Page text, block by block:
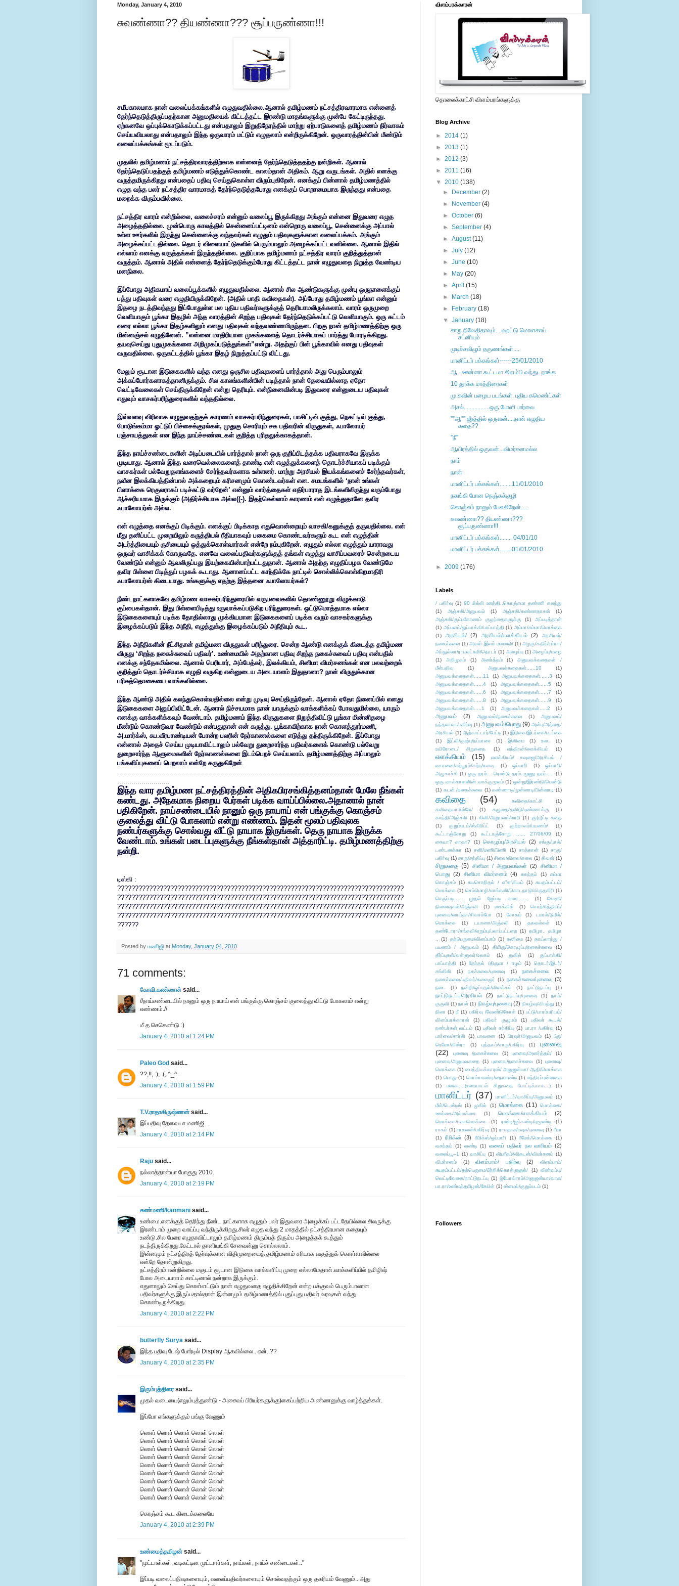
Monday, January 4, 2010
சுவண்ணா?? தியண்ணா??? சூப்பருண்ணா!!!
சமீபகாலமாக நான் வலைப்பக்கங்களில் எழுதுவதில்லை.ஆனால் தமிழ்மணம் நட்சத்திரவாரமாக என்னைத்
தேர்ந்தெடுத்திருப்பதற்கான அனுமதியைக் கிட்டத்தட்ட இரண்டு மாதங்களுக்கு முன்பே கேட்டிருந்தது.
ஏற்கனவே ஒப்புக்கொடுக்கப்பட்டது என்பதாலும் இறுதிநேரத்தில் மாற்று ஏற்பாடுகளைத் தமிழ்மணம் நிர்வாகம்
செய்யவியலாது என்பதாலும் இந்த ஒருவாரம் மட்டும் எழுதலாம் என்றிருக்கிறேன். ஒருவாரத்தின்பின் மீண்டும்
வலைப்பக்கங்கள் மூடப்படும்.
முதலில் தமிழ்மணம் நட்சத்திரவாரத்திற்காக என்னைத் தேர்ந்தெடுத்ததற்கு நன்றிகள். ஆனால்
தேர்ந்தெடுப்பதற்குத் தமிழ்மணம் எடுத்துக்கொண்ட காலம்தான் அதிகம். ஆறு வருடங்கள். அதில் எனக்கு
வருத்தமிருக்கிறது என்பதைப் பதிவு செய்துகொள்ள விரும்புகிறேன். எனக்குப் பின்னால் தமிழ்மணத்தில்
எழுத வந்த பலர் நட்சத்திர வாரமாகத் தேர்ந்தெடுத்தபோது எனக்குப் பொறாமையாக இருந்தது என்பதை
மறைக்க விரும்பவில்லை.
நட்சத்திர வாரம் என்றில்லை, வலைச்சரம் என்னும் வலைப்பூ இருக்கிறது அங்கும் என்னை இதுவரை எழுத
அழைத்ததில்லை. முன்பொரு காலத்தில் சென்னைப்பட்டினம் என்றொரு வலைப்பூ, சென்னைக்கு அப்பால்
உள்ள ஊர்களில் இருந்து சென்னைக்கு வந்தவர்கள் எழுதும் பதிவுகளுக்கான வலைப்பக்கம். அங்கும்
அழைக்கப்பட்டதில்லை. தொடர் விளையாட்டுகளில் பெரும்பாலும் அழைக்கப்பட்டவனில்லை. ஆனால் இதில்
எல்லாம் எனக்கு வருத்தங்கள் இருந்ததில்லை. குறிப்பாக தமிழ்மணம் நட்சத்திர வாரம் குறித்துத்தான்
வருத்தம். ஆனால் அதில் என்னைத் தேர்ந்தெடுக்கும்போது கிட்டத்தட்ட நான் எழுதுவதை நிறுத்த வேண்டிய
மனநிலை.
இப்போது அதிகமாய் வலைப்பூக்களில் எழுதுவதில்லை. ஆனால் சில ஆண்டுகளுக்கு முன்பு ஒருநாளைக்குப்
பத்து பதிவுகள் வரை எழுதியிருக்கிறேன். (அதில் பாதி கவிதைகள்). அப்போது தமிழ்மணம் பூங்கா என்னும்
இதழை நடத்திவந்தது இப்போதுள்ள பல புதிய பதிவர்களுக்குத் தெரியாமலிருக்கலாம். வாரம் ஒருமுறை
வெளியாகும் பூங்கா இதழில் அந்த வாரத்தின் சிறந்த பதிவுகள் தேர்ந்தெடுக்கப்பட்டு வெளியாகும். ஒரு கட்டம்
வரை எல்லா பூங்கா இதழ்களிலும் எனது பதிவுகள் வந்தவண்ணமிருந்தன. பிறகு நான் தமிழ்மணத்திற்கு ஒரு
மின்னஞ்சல் எழுதினேன். ”என்னை மாதிரியான முகங்களைத் தொடர்ச்சியாகப் பார்த்து போரடிக்கிறது.
தயவுசெய்து புதுமுகங்களை அறிமுகப்படுத்துங்கள்”என்று. அதற்குப் பின் பூங்காவில் எனது பதிவுகள்
வருவதில்லை. ஒருகட்டத்தில் பூங்கா இதழ் நிறுத்தப்பட்டு விட்டது.
மேலும் சூடான இடுகைகளில் வந்த எனது ஒருசில பதிவுகளைப் பார்த்தால் அது பெரும்பாலும்
அக்கப்போர்களாகத்தானிருக்கும். சில காலங்களின்பின் படித்தால் நான் தேவையில்லாத ஏதோ
வெட்டிவேலைகள் செய்திருக்கிறேன் என்று தெரியும். என்நினைவின்படி இதுவரை என்னுடைய பதிவுகள்
எதுவும் வாசகர்பரிந்துரைகளில் வந்ததில்லை.
இவ்வளவு விரிவாக எழுதுவதற்குக் காரணம் வாசகர்பரிந்துரைகள், பாசிட்டிவ் குத்து, நெகட்டிவ் குத்து,
போடுங்கம்மா ஓட்டுப் பிச்சைக்குரல்கள், முதுகு சொரியும் சக பதிவரின் விருதுகள், ஃபாலோயர்
பஞ்சாயத்துகள் என இந்த நாய்ச்சண்டைகள் குறித்த புரிதலுக்காகத்தான்.
இந்த நாய்ச்சண்டைகளின் அடிப்படையில் பார்த்தால் நான் ஒரு குறிப்பிடத்தக்க பதிவராகவே இருக்க
முடியாது. ஆனால் இந்த வரைவெல்லைகளைத் தாண்டி என் எழுத்துக்களைத் தொடர்ச்சியாகப் படிக்கும்
வாசகர்கள் பல்வேறுதளங்களைச் சேர்ந்தவர்களாக உள்ளனர். மாற்று அரசியல் இயக்கங்களைச் சேர்ந்தவர்கள்,
நவீன இலக்கியத்தின்பால் அக்கறையும் கரிசனமும் கொண்டவர்கள் என. சமயங்களில் ‘நான் உங்கள்
பிளாக்கை ரெகுலராகப் படிச்சுட்டு வர்றேன்’ என்னும் வார்த்தைகள் எதிர்பாராத இடங்களிலிருந்து வரும்போது
ஆச்சரியமாக இருக்கும் (அதிர்ச்சியாக அல்ல((-). இதற்கெல்லாம் காரணம் என் எழுத்துதானே தவிர
ஃபாலோயர்ஸ் அல்ல.
என் எழுத்தை எனக்குப் பிடிக்கும். எனக்குப் பிடிக்காத எதுவொன்றையும் வாசகி/கனுக்குத் தருவதில்லை. என்
மீது தனிப்பட்ட முறையிலும் கருத்தியல் ரீதியாகவும் பகைமை கொண்டவர்களும் கூட என் எழுத்தின்
அடர்த்தியையும் ருசியையும் ஒத்துக்கொள்வார்கள் என்றே நம்புகிறேன். எழுதும் எல்லா எழுத்தும் யாராவது
ஒருவர் வாசிக்கக் கோருவதே. எனவே வலைப்பதிவர்களுக்குத் தங்கள் எழுத்து வாசிப்பவரைச் சென்றடைய
வேண்டும் என்னும் ஆவலிருப்பது இயற்கையின்பாற்பட்டதுதான். ஆனால் அதற்கு எழுதிப்பழக வேண்டுமே
தவிர பிள்ளை பிடித்துப் பழகக் கூடாது. ஆனானப்பட்ட காந்திக்கே நாட்டில் சொல்லிக்கொள்கிறமாதிரி
ஃபாலோயர்ஸ் கிடையாது. உங்களுக்கு எதற்கு இத்தனை ஃபாலோயர்கள்?
நீண்டநாட்களாகவே தமிழ்மண வாசகர்பரிந்துரையில் வருபவைகளில் தொண்ணூறு விழுக்காடு
குப்பைகள்தான். இது பிள்ளைபிடித்து உருவாக்கப்படுகிற பரிந்துரைகள். ஒட்டுமொத்தமாக எல்லா
இடுகைகளையும் படிக்க தோதில்லாது முக்கியமான இடுகைகளைப் படிக்க வரும் வாசகர்களுக்கு
இழைக்கப்படும் இந்த அநீதி, எழுத்துக்கு இழைக்கப்படும் அநீதியும் கூட.
இந்த அநீதிகளின் நீட்சிதான் தமிழ்மண விருதுகள் பரிந்துரை. சென்ற ஆண்டு எனக்குக் கிடைத்த தமிழ்மண
விருது ‘சிறந்த நகைச்சுவைப் பதிவர்’. உண்மையில் அதற்கான பதிவு சிறந்த நகைச்சுவைப் பதிவு என்பதில்
எனக்கு சந்தேகமில்லை. ஆனால் பெரியார், அம்பேத்கர், இலக்கியம், சினிமா விமர்சனங்கள் என பலவற்றைக்
குறித்தும் தொடர்ச்சியாக எழுதி வருகிற என்னுடைய அடையாளம் இதுதானா? நான் விருதுக்கான
பரிசுத்தொகையை வாங்கவில்லை.
இந்த ஆண்டு அதில் கலந்துகொள்வதில்லை என்று முடிவு செய்திருந்தேன். ஆனால் ஏதோ நினைப்பில் எனது
இடுகைகளை அனுப்பிவிட்டேன். ஆனால் நிச்சயமாக நான் யாருக்கும் வாக்களிக்கப் போவதுமில்லை, யாரும்
எனக்கு வாக்களிக்கவும் வேண்டாம். தமிழ்மணம் இந்த விருதுகளை நிறுத்திவிட்டு பூங்கா மின்னிதழை
மீண்டும் கொண்டுவர வேண்டும் என்பதுதான் என் கருத்து. பூங்காவிற்காக நான் கொளத்தூர்மணி,
அ.மார்க்ஸ், சுப.வீரபாண்டியன் போன்ற பலரின் நேர்காணல்களை எடுத்து தந்திருக்கிறேன். இப்போது
என்னால் அதைச் செய்ய முடியாவிட்டாலும் பல்வேறு துறைசார்ந்த பதிவர்களைக் கொண்டு பல்வேறு
துறைசார்ந்த ஆளுமைகளின் நேர்காணல்களை இடம்பெறச் செய்யலாம். தமிழ்மணத்திற்கு அப்பாலும்
பங்களிப்புகளைப் பெறலாம் என்றே கருதுகிறேன்.
..............................................................................................................................................
..........................
இந்த வார தமிழ்மண நட்சத்திரத்தின் அதிகபிரசங்கித்தனம்தான் மேலே நீங்கள்
கண்டது. அநேகமாக நிறைய பேர்கள் படிக்க வாய்ப்பில்லை.அதானால் நான்
பதிகிறேன். நாய்சண்டையில் நானும் ஒரு நாயாய் என் பங்குக்கு கொஞ்சம்
குலைத்து விட்டு போகலாம் என்று எண்ணம். இதன் மூலம் பதிவுலக
நண்பர்களுக்கு சொல்வது வீட்டு நாயாக இருங்கள். தெரு நாயாக இருக்க
வேண்டாம். உங்கள் படைப்புகளுக்கு நீங்கள்தான் அத்தாரிட்டி. தமிழ்மணத்திற்கு
நன்றி.
டிஸ்கி :
?????????????????????????????????????????????????????????????????????????????????
?????????????????????????????????????????????????????????????????????????????????
?????????????????????????????????????????????????????????????????????????????????
?????????????????????????????????????????????????????????????????????????????????
??????
Posted by மணிஜி at Monday, January 04, 2010
71 comments:
கோவி.கண்ணன் said...
//நாய்சண்டையில் நானும் ஒரு நாயாய் என் பங்குக்கு கொஞ்சம் குலைத்து விட்டு போகலாம் என்று
எண்ணம்.//
மீ த செகெண்டு :)
January 4, 2010 at 1:24 PM
Paleo God said...
??,!!, :), :(, ^_^.
January 4, 2010 at 1:59 PM
T.V.ராதாகிருஷ்ணன் said...
இப்பதிவு தேவையா மணிஜி...
January 4, 2010 at 2:14 PM
Raju said...
நல்லாத்தான்யா போகுது 2010.
January 4, 2010 at 2:19 PM
கண்மணி/kanmani said...
உண்மை.எனக்குத் தெரிந்து நீண்ட நாட்களாக எழுதும் பலர் இதுவரை அழைக்கப் பட்டதேயில்லை.சிலருக்கு
இரண்டாம் முறை வாய்ப்பு வந்திருக்கிறது.சிலர் எழுத வந்து 2 மாதத்தில் நட்சத்திரமான கதையும்
உண்டு.சில பேரை எழுதாவிட்டாலும் தமிழ்மணம் திரும்பத் திரும்ப அழைத்தக் கூத்தும்
நடந்திருக்கிறது.கேட்டால் தானியங்கி சேவைன்னு சொல்லலாம்.
இன்னமும் நட்சத்திரத் தேர்வுக்கான விதிமுறையைத் தமிழ்மணம் சரியாக வகுத்துக் கொள்ளவில்லை
என்றே தோன்றுகிறது.
நட்சத்திரம் என்றில்லை மகுடம் சூடான இடுகை வாக்களிப்பு முறை எல்லாமேதான்.வாக்களிப்பில் தமிழிஷ்
போல அடையாளம் காட்டினால் நன்றாக இருக்கும்.
எதுனாலும் செய்து கொள்ளட்டும் நான் எழுதுவதை எழுதிக்கிறேன் என்ற பக்குவம் பெரும்பாலான
பதிவர்களுக்கு இருப்பதால்தான் இன்னமும் தமிழ்மணத்தில் புதுப்புது பதிவர் வரவுகள் வந்து
கொண்டிருக்கிறது.
January 4, 2010 at 2:22 PM
butterfly Surya said...
இந்த பதிவு டேஷ் போர்டில் Display ஆகவில்லை.. ஏன்..??
January 4, 2010 at 2:35 PM
இரும்புத்திரைsaid...
முதல் வடையை(எலும்புத்துண்டு - அசைவப் பிரியர்களுக்கு)கைப்பற்றிய அண்ணனுக்கு வாழ்த்துக்கள்.
இப்போ எங்களுக்கும் பங்கு வேணும்
லொள் லொள் லொள் லொள் லொள்
லொள் லொள் லொள் லொள் லொள்
லொள் லொள் லொள் லொள் லொள்
லொள் லொள் லொள் லொள் லொள்
லொள் லொள் லொள் லொள் லொள்
லொள் லொள் லொள் லொள் லொள்
லொள் லொள் லொள் லொள் லொள்
லொள் லொள் லொள் லொள் லொள்
லொள் லொள் லொள் லொள் லொள்
கொஞ்சம் கூட கிடைக்கலையே
January 4, 2010 at 2:39 PM
உண்மைத்தமிழன் said...
"முட்டாள்கள், வடிகட்டின முட்டாள்கள், நாய்கள், நாய்ச் சண்டைகள்.."
இப்படி வலைப்பதிவுகளையும், வலைப்பதிவர்களையும் சொல்வதற்கும் ஒரு தகரியம் வேணும்.. அது
விளம்பரக்காரன்
தொலைக்காட்சி விளம்பரங்களுக்கு
Blog Archive
► 2014 (1)
► 2013 (1)
► 2012 (3)
► 2011 (16)
▼ 2010 (138)
►
December(2)
►
November(4)
►October(6)
►September(4)
►August(11)
►July(12)
►June(10)
►
May(20)
►April(15)
►
March(18)
►
February(18)
▼January(18)
சாரு நிவேதிதாவும்... வறட்டு மொளகாய்
சட்னியும்
முடிச்சவிழும் தருணங்கள்....
மானிட்டர் பக்கங்கள்------25/01/2010
ஆ...ஊன்னா கூட்டமா கிளம்பி வந்துடறாங்க
10 தூக்க மாத்திரைகள்
மு.கவின் பழைய படங்கள். புதிய கமெண்ட்கள்
அசல்.................ஒரு போளி பார்வை
””ஆ”” ஜீரத்தில் ஒருவன்....நான் எழுதிய
கதை??
”நீ”
ஆயிரத்தில் ஒருவன்...விமர்சனமல்ல
நாம்
நான்
மானிட்டர் பக்கங்கள்........11/01/2010
நசுங்கி போன நெஞ்சுக்குழி
கொஞ்சம் நானும் பேசுகிறேன்.....
சுவண்ணா?? தியண்ணா???
சூப்பருண்ணா!!!
மானிட்டர் பக்கங்கள்........ 04/01/10
மானிட்டர் பக்கங்கள்........01/01/2010
► 2009 (176)
Labels
/ பகிர்வு (1) 90 மில்லி ஊத்தி..கொஞ்சமா தண்ணி கலந்து
(1)
அஞ்சலி/அனுபவம் (1) அஞ்சலி/கண்ணதாசன்
(1)
அஞ்சலி/கும்பகோணம் குழந்தைகளுக்கு
(1)
அப்படித்தான்
(1) அப்பளம்/துப்பாக்கி/பாப்பாத்தி (1) அம்மா/சும்மா/மொக்கை
(1)
அரசியல்/ (2) அரசியல்/எளக்கியம் (2)
அரசியல்/
நகைச்சுவை (1) அவள் இளம் மனைவி (1) அழகு/கதிர்/ரம்யா/
அப்துல்லா/ராமலட்சுமி/தொடர் (1) அழைப்பு (1) அழைப்பு/மழை
(1)
அறிமுகம் (1) அனர்த்தம் (1)
அனுபவக்கதைகள் /
மீள்பதிவு
(1) அனுபவக்கதைகள்......10
(1)
அனுபவக்கதைகள்......11
(1) அனுபவக்கதைகள்......3
(1)
அனுபவக்கதைகள்......4
(1) அனுபவக்கதைகள்......5
(1)
அனுபவக்கதைகள்......6
(1) அனுபவக்கதைகள்......7
(1)
அனுபவக்கதைகள்......8
(1) அனுபவக்கதைகள்......9
(1)
அனுபவக்கதைகள்.....1
(1) அனுபவக்கதைகள்.....2 (1)
அனுபவம் (2) அனுபவம்/நகைச்சுவை (1)
அனுபவம்/
நந்தலாலா/பகிர்வு (1) அனுபவம்/பொது (9) அன்பு/அத்தை/
அரசியல் (1) ஆற்காட்டார்/பேட்டி (1) இடுகை/இடர்கை/படர்கை
(1)
இட்லி/குஷ்பு/நப்பாசை (1) இனிமை (1) உடை
(1)
உயிரோடை/ சிறுகதை
(1) எந்திரன்/எளக்கியம் (1)
எளக்கியம் (15)
எளக்கியம்/ கவுஜை/அரசியல் /
வாசனை/கற்பூரம்/கற்பு/களவு
(1) ஒப்பாரி (1)
ஒப்பாரி/
அழுகாச்சி (1) ஒரு தரம்... ரெண்டு தரம்..மூணு தரம்..... (1)
ஒரு வாக்காளனின் வாக்குமூலம் (1) ஒன்று/இரண்டு/பெண்டு
(1) கடன் /நகைச்சுவை (1) கண்ணாடி/முன்னாடி/பின்னாடி (1)
கவிதை (54) கவிதை/காட்சி
(1)
கவிதையாமில்லே/
(1) கழுதை/தவிடு/புண்ணாக்கு
(1)
காந்தி/அஞ்சலி (1) கிளி/அனுபவம்/லாரி (1) கு(பு)ட்டி கதை
(1)
குறும்படம்/ஸ்கிரிப்ட் (1) குற்றாலம்/பயணம்/
(1)
கூட்டாஞ்சோறு
(1) கூட்டாஞ்சோறு ...... 27/06/09
(1)
கையா? காதா?
(1) கொழுப்பு/அரசியல் (2)
சங்கு/பால்/
டண்டனக்கா
(1) சனி/மணி/பிணி (1) சாத்தான் (1) சாரு/
பகிர்வு (1) சாரு/சந்திப்பு (1) சிலை/விலை/கலை (1) சிவன் (1)
சிறுகதை (5) சினிமா / அனுபவங்கள் (2)
சினிமா /
பொது (2) சினிமா விமர்சனம் (4) சுகந்தம் (1)
சும்மா
கொஞ்சம் (1) சுயசொறிதல் / எ”ள”கியம் (1) சுயதம்பட்டம்/
மொக்கை (1) செம்மொழி/மாங்கனி/கொடநாடு/விருதகிரி (1)
செருப்படி...... முதல் ஜேப்படி வரை.......
(1)
சேஷூ/
நினைவுகள்/அஞ்சலி
(1) சைக்கிள் (1)
சொற்சித்திரம்/
புனைவு/வாய்தா/சிவசம்போ
(1) சோகம் (1)
டமால்/டுமீல்/
மொக்கை
(1) டயானா/அஞ்சலி (1) தகவல்கள்
(1)
தண்டோரா/சங்கவி/எறும்பு/பலாப்பட்டறை (1) தமிழா.. தமிழா
.. (1) தற்பெருமை/விளம்பரம் (1) தனிமை (1) தாய்லாந்து /
பயணம் / அனுபவம்
(1) திமிரு/கொழுப்பு/நகைச்சுவை
(1)
தீர்ப்புகள்/வள்ளுவர்/உலகம்
(1) துகில் (1)
துப்பாக்கி/
பாப்பாத்தி
(1) தேர்தல் /திருமா / ஈழம் (1)
தொடர்/இடர்/
சங்கிலி
(1) நகச்சுவை/புனைவு (1) நகைச்சுவை (3)
நகைச்சுவை/பதிவர்/கலைஞர் (1) நகைச்சுவை/புனைவு (3)
நடை (1) நன்றி/ஒப்புதல்/விளக்கம் (1) நாட்டுநடப்பு (1)
நாட்டுநடப்பு/அரசியல் (2) நாட்டுநடப்பு/புனைவு (1)
நாய்/
குருவி (1) நான் (1) நிகழ்வு/புனைவு (2) நிகழ்வு/விபத்து (1)
நிலா (1) நீ (1) பகிர்வு /வேண்டுகோள் (1) பட்டு/பாரம்பரியம்/
விளம்பரக்காரன்
(1) பதிவர் குழுமம் (1)
பதிவர் கூடல்/
நண்பர்கள் வட்டம் (1) பதிவர் சந்திப்பு (1) பா.ரா /பகிர்வு (1)
பார்வை/சார்லி
(1) பாவனை (1) பிரஷர்/அனுபவம் (1) பீரு/
ரெமோ/கிஸ்ரா
(1) புத்தகம்/சாரு/பகிர்வு (1)
புனைவு
(22)
புனைவு /நகைச்சுவை (1) புனைவு/அனர்த்தம்/
(1)
புனைவு/அனுபவகதை (1) புனைவு/நகைச்சுவை (1) புனைவு/
மொக்கை (1) பைத்தியக்காரன்/ அனுஜன்யா/ ஆதி/மொக்கை
(1) பொது (1) பொய்யாண்டி/நையாண்டி (1) மந்திரப்புன்னகை
(1)
மனசு.....(உரையாடல் சிறுகதை போட்டிக்காக...) (1)
மானிட்டர் (37) மானிட்டர்/வாசிப்பு/அனுபவம் (1)
மீள்/டெஸ்டிங் (1) முகில் (1) மொக்கை (11) மொக்கை/
ஊக்கை/அல்லக்கை
(1) மொக்கை/எளக்கியம் (2)
மொக்கை/மகாமொக்கை (1) ரண்டி/ஜர்கண்டி/ஏமூண்டி
(1)
ராகம் (1) ராகவன்/பகிர்வு (1) ராமதாசு/ரவுசு/புனைவு (1) ரீமா
(1)
ரீமிக்ஸ் (3) ரீமிக்ஸ்/ஒப்பாரி (1) ரீமேக்/மொக்கை
(1)
வசந்தம் (1) வண்டி (1) வலைப் பதிவர் நல வாரியம் (2)
வலைப்பூ--1 (1) வாசிப்பு (1) விபரீதம்/விகடன்/விமர்சனம் (1)
விமர்சனம்
(1) விளம்பரம்/ பகிர்வு (2)
விளம்பரம்/
சுயதம்பட்டம்/தற்பெருமை/பீற்றிக்கொள்ளுதல்/
(1) வீண்வம்பு/
வெட்டிவேலை/நாட்டுநடப்பு (1) ஜ்யோவ்ராம்/அனுஜன்யா/வாசு/
பா.ரா/உண்மத்தமிழன்/கேபிள் (1) ஸ்மைல்/குறும்படம் (1)
Followers